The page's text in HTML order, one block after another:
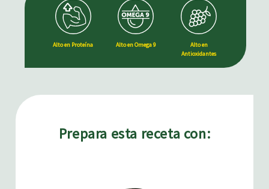
Alto en Proteína Alto en Omega 9
Alto en
Antioxidantes
Prepara esta receta con: